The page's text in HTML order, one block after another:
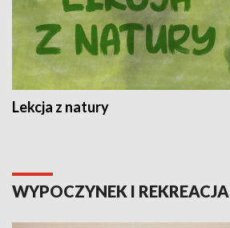
Lekcja z natury
WYPOCZYNEK I REKREACJA